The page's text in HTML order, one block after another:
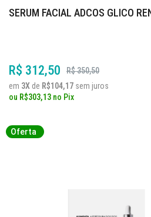
SERUM FACIAL ADCOS GLICO
R$ 312,50
R$ 350,50
em 3X de R$104,17 sem juros
ou R$303,13 no Pix
Oferta
Oferta